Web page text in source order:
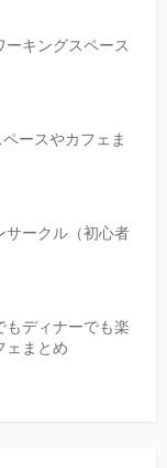
キングスペース
ースやカフェま
サークル（初心者
もディナーでも楽
ェまとめ